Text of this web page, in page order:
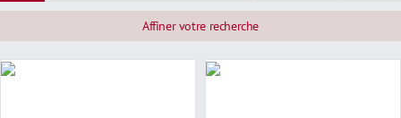
Affiner votre recherche